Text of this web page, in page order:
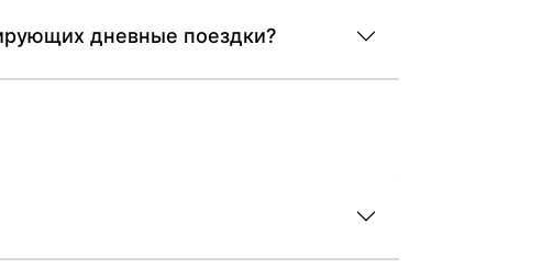
дневные поездки?